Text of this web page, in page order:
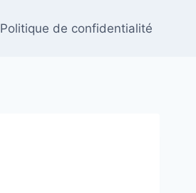
Politique de confidentialité